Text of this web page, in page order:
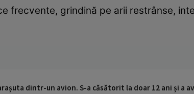
frecvente, grindină pe arii restrânse,
dintr-un avion. S-a căsătorit la doar 12 ani și a